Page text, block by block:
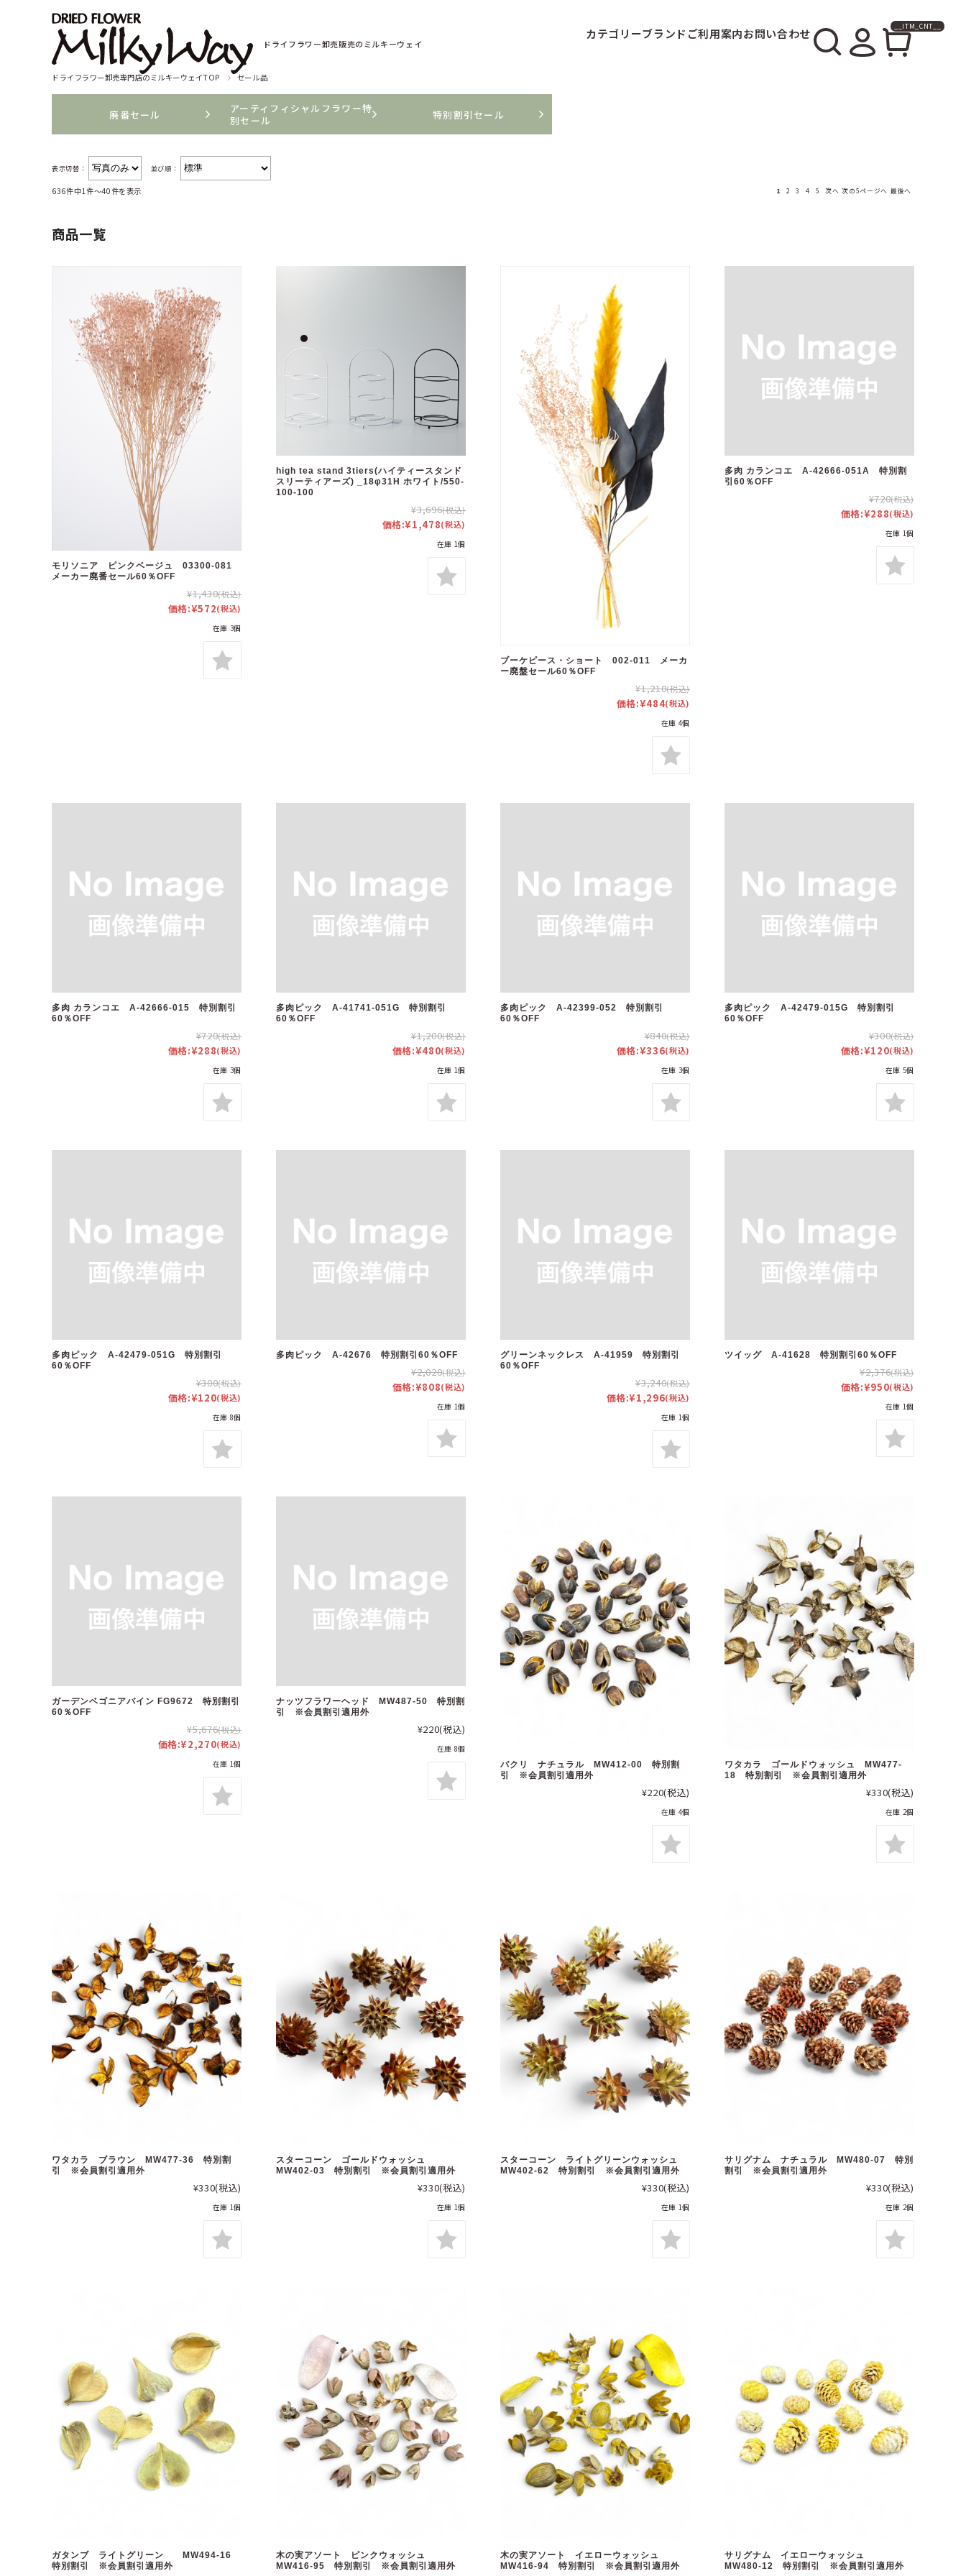
ドライフラワー卸売販売のミルキーウェイ
カテゴリーブランド ご利用案内お問い合わせ __ITM_CNT__
ドライフラワー卸売専門店のミルキーウェイTOP セール品
廃番セール
アーティフィシャルフラワー特
別セール
特別割引セール
表示切替： 並び順：
636件中1件～40件を表示 1 2 3 4 5 次へ 次の5ページへ 最後へ
商品一覧
モリソニア ピンクベージュ 03300-081
メーカー廃番セール60％OFF
¥1,430(税込)
価格:¥572(税込)
在庫 3個
high tea stand 3tiers(ハイティースタンド
スリーティアーズ) _18φ31H ホワイト/550-
100-100
¥3,696(税込)
価格:¥1,478(税込)
在庫 1個
ブーケピース・ショート 002-011 メーカ
ー廃盤セール60％OFF
¥1,210(税込)
価格:¥484(税込)
在庫 4個
多肉 カランコエ A-42666-051A 特別割
引60％OFF
¥720(税込)
価格:¥288(税込)
在庫 1個
多肉 カランコエ A-42666-015 特別割引
60％OFF
¥720(税込)
価格:¥288(税込)
在庫 3個
多肉ピック A-41741-051G 特別割引
60％OFF
¥1,200(税込)
価格:¥480(税込)
在庫 1個
多肉ピック A-42399-052 特別割引
60％OFF
¥840(税込)
価格:¥336(税込)
在庫 3個
多肉ピック A-42479-015G 特別割引
60％OFF
¥300(税込)
価格:¥120(税込)
在庫 5個
多肉ピック A-42479-051G 特別割引
60％OFF
¥300(税込)
価格:¥120(税込)
在庫 8個
多肉ピック A-42676 特別割引60％OFF
¥2,020(税込)
価格:¥808(税込)
在庫 1個
グリーンネックレス A-41959 特別割引
60％OFF
¥3,240(税込)
価格:¥1,296(税込)
在庫 1個
ツイッグ A-41628 特別割引60％OFF
¥2,376(税込)
価格:¥950(税込)
在庫 1個
ガーデンベゴニアバイン FG9672 特別割引
60％OFF
¥5,676(税込)
価格:¥2,270(税込)
在庫 1個
ナッツフラワーヘッド MW487-50 特別割
引 ※会員割引適用外
¥220(税込)
在庫 8個
バクリ ナチュラル MW412-00 特別割
引 ※会員割引適用外
¥220(税込)
在庫 4個
ワタカラ ゴールドウォッシュ MW477-
18 特別割引 ※会員割引適用外
¥330(税込)
在庫 2個
ワタカラ ブラウン MW477-36 特別割
引 ※会員割引適用外
¥330(税込)
在庫 1個
スターコーン ゴールドウォッシュ
MW402-03 特別割引 ※会員割引適用外
¥330(税込)
在庫 1個
スターコーン ライトグリーンウォッシュ
MW402-62 特別割引 ※会員割引適用外
¥330(税込)
在庫 1個
サリグナム ナチュラル MW480-07 特別
割引 ※会員割引適用外
¥330(税込)
在庫 2個
ガタンブ ライトグリーン MW494-16
特別割引 ※会員割引適用外
木の実アソート ピンクウォッシュ
MW416-95 特別割引 ※会員割引適用外
木の実アソート イエローウォッシュ
MW416-94 特別割引 ※会員割引適用外
サリグナム イエローウォッシュ
MW480-12 特別割引 ※会員割引適用外